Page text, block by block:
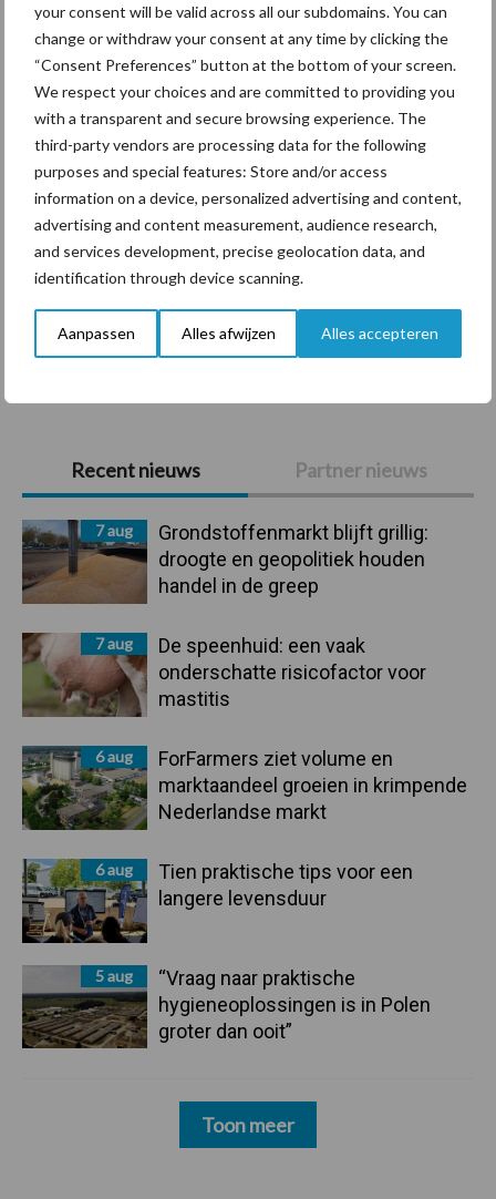
your consent will be valid across all our subdomains. You can
change or withdraw your consent at any time by clicking the
“Consent Preferences” button at the bottom of your screen.
We respect your choices and are committed to providing you
with a transparent and secure browsing experience. The
third-party vendors are processing data for the following
purposes and special features: Store and/or access
information on a device, personalized advertising and content,
advertising and content measurement, audience research,
and services development, precise geolocation data, and
identification through device scanning.
Aanpassen Alles afwijzen Alles accepteren
Primaire
Sidebar
Recent nieuws Partner nieuws
7 aug
Grondstoffenmarkt blijft grillig:
droogte en geopolitiek houden
handel in de greep
7 aug
De speenhuid: een vaak
onderschatte risicofactor voor
mastitis
6 aug
ForFarmers ziet volume en
marktaandeel groeien in krimpende
Nederlandse markt
6 aug
Tien praktische tips voor een
langere levensduur
5 aug
“Vraag naar praktische
hygieneoplossingen is in Polen
groter dan ooit”
Toon meer
Themapagina's
Diergezondheid Bemesting Fokkerij
Beregening Bijproducten
Toon meer